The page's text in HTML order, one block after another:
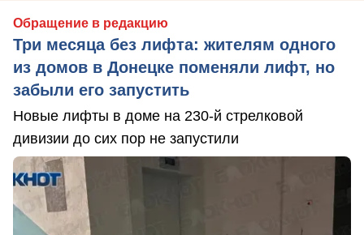
Обращение в редакцию
Три месяца без лифта: жителям одного
из домов в Донецке поменяли лифт, но
забыли его запустить
Новые лифты в доме на 230-й стрелковой
дивизии до сих пор не запустили